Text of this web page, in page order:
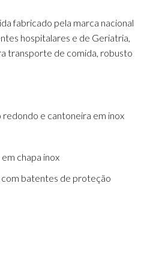
fabricado pela marca nacional
hospitalares e de Geriatria,
transporte de comida, robusto
e cantoneira em inox
chapa inox
com batentes de proteção